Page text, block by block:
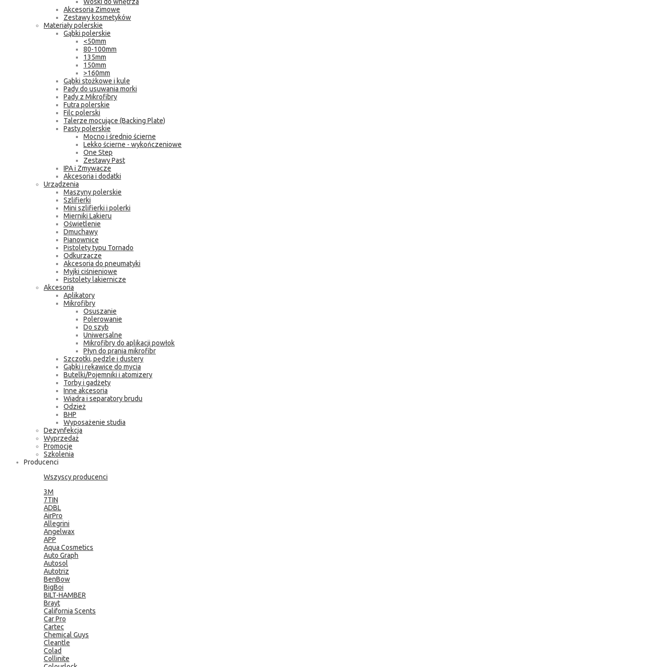
Akcesoria Zimowe
Zestawy kosmetyków
Materiały polerskie
Gąbki polerskie
<50mm
80-100mm
135mm
150mm
>160mm
Gąbki stożkowe i kule
Pady do usuwania morki
Pady z Mikrofibry
Futra polerskie
Filc polerski
Talerze mocujące (Backing Plate)
Pasty polerskie
Mocno i średnio ścierne
Lekko ścierne - wykończeniowe
One Step
Zestawy Past
IPA i Zmywacze
Akcesoria i dodatki
Urządzenia
Maszyny polerskie
Szlifierki
Mini szlifierki i polerki
Mierniki Lakieru
Oświetlenie
Dmuchawy
Pianownice
Pistolety typu Tornado
Odkurzacze
Akcesoria do pneumatyki
Myjki ciśnieniowe
Pistolety lakiernicze
Akcesoria
Aplikatory
Mikrofibry
Osuszanie
Polerowanie
Do szyb
Uniwersalne
Mikrofibry do aplikacji powłok
Płyn do prania mikrofibr
Szczotki, pędzle i dustery
Gąbki i rękawice do mycia
Butelki/Pojemniki i atomizery
Torby i gadżety
Inne akcesoria
Wiadra i separatory brudu
Odzież
BHP
Wyposażenie studia
Dezynfekcja
Wyprzedaż
Promocje
Szkolenia
Producenci
Wszyscy producenci
3M
7TIN
ADBL
AirPro
Allegrini
Angelwax
APP
Aqua Cosmetics
Auto Graph
Autosol
Autotriz
BenBow
BigBoi
BILT-HAMBER
Brayt
California Scents
Car Pro
Cartec
Chemical Guys
Cleantle
Colad
Collinite